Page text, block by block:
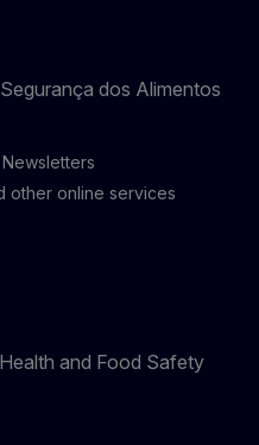
dos Alimentos
other online services
and Food Safety